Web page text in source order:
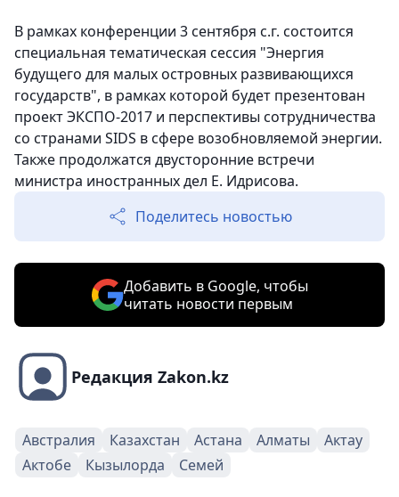
В рамках конференции 3 сентября с.г. состоится
специальная тематическая сессия "Энергия
будущего для малых островных развивающихся
государств", в рамках которой будет презентован
проект ЭКСПО-2017 и перспективы сотрудничества
со странами SIDS в сфере возобновляемой энергии.
Также продолжатся двусторонние встречи
министра иностранных дел Е. Идрисова.
Поделитесь новостью
Добавить в Google, чтобы
читать новости первым
Редакция Zakon.kz
Австралия Казахстан Астана Алматы
Актау
Актобе
Кызылорда Семей